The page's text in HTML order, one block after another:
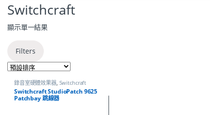
Switchcraft
顯示單一結果
Filters
錄音室硬體效果器, Switchcraft
Switchcraft StudioPatch 9625
Patchbay 跳線器